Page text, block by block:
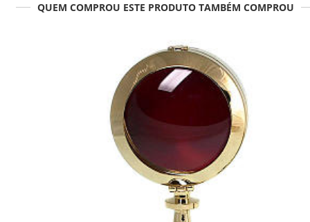
QUEM COMPROU ESTE PRODUTO TAMBÉM COMPROU